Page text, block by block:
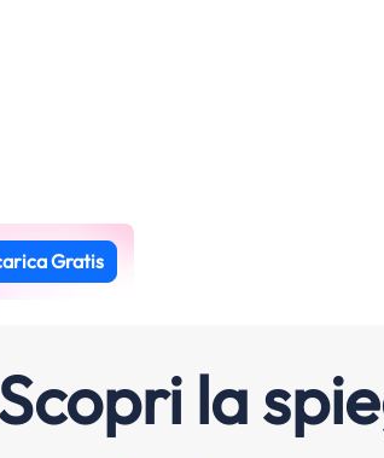
Gratis
la